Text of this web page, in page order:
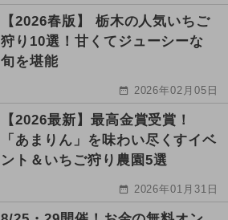
【2026春版】 栃木の人気いちご
狩り10選！甘くてジューシーな
旬を堪能
2026年02月05日
【2026最新】最高金賞受賞！
「あまりん」を味わい尽くすイベ
ント＆いちご狩り農園5選
2026年01月31日